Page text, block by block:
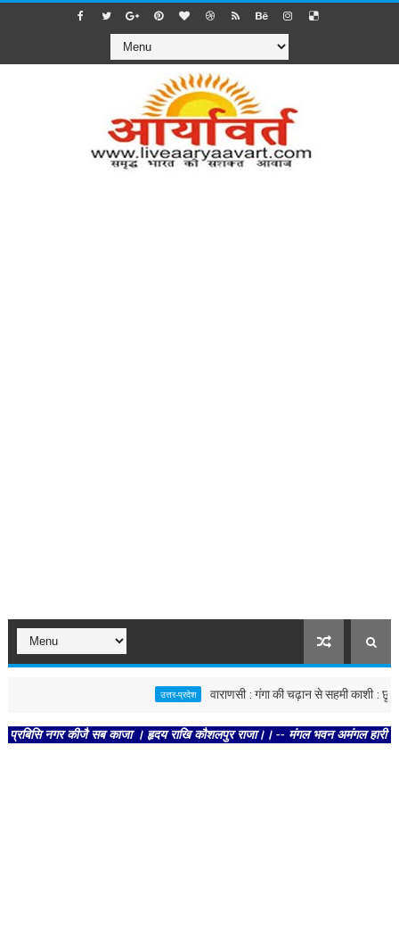
उत्तर-प्रदेश वाराणसी : गंगा की चढ़ान से सहमी काशी : छूने को
नगर कीजै सब काजा । हृदय राखि कौशलपुर राजा।। -- मंगल भवन अमंगल हारी। द्रवहु